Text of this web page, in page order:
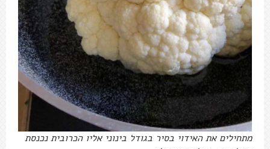
מתחילים את האידוי בסיר בגודל בינוני אליו הכרובית נכנסת